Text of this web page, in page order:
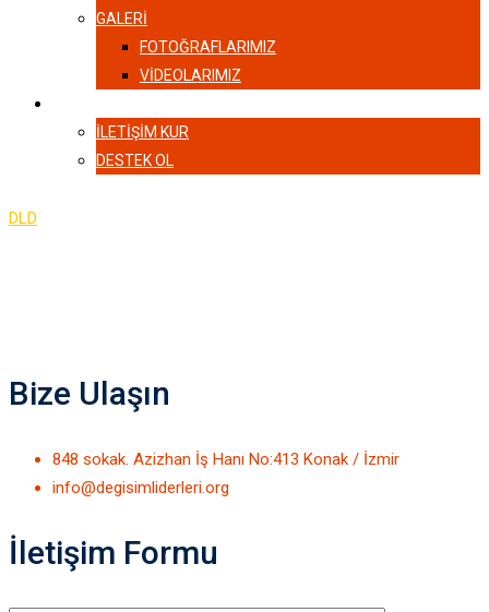
GALERI
FOTOĞRAFLARIMIZ
VIDEOLARIMIZ
İLETIŞIM KUR
DESTEK OL
DLD
Bize Ulaşın
848 sokak. Azizhan İş Hanı No:413 Konak / İzmir
info@degisimliderleri.org
İletişim Formu